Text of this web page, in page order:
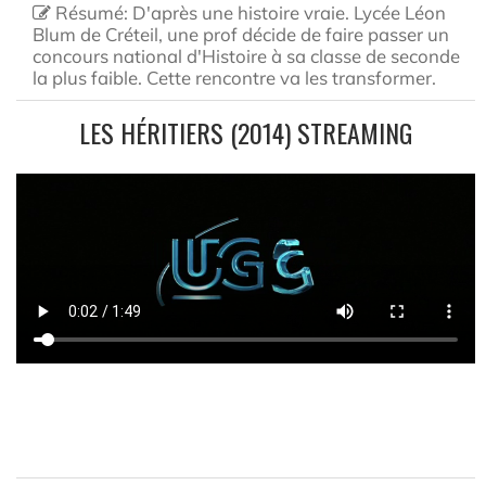
Résumé: D'après une histoire vraie. Lycée Léon
Blum de Créteil, une prof décide de faire passer un
concours national d'Histoire à sa classe de seconde
la plus faible. Cette rencontre va les transformer.
LES HÉRITIERS (2014) STREAMING